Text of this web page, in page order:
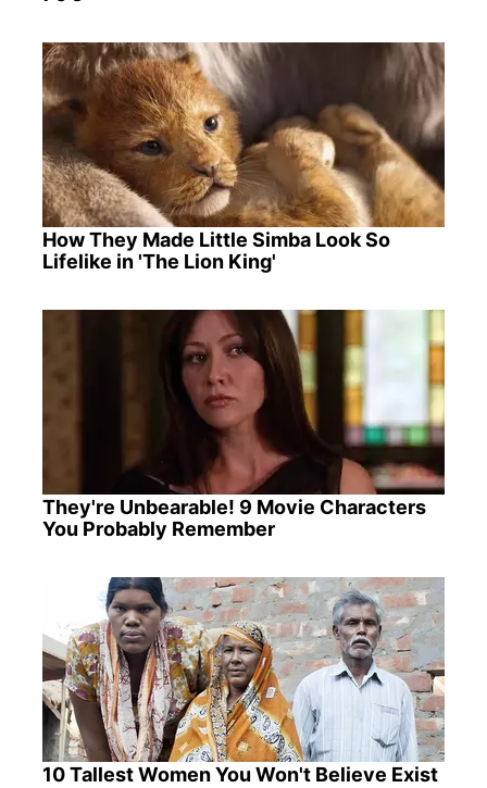
How They Made Little Simba Look So
Lifelike in 'The Lion King'
They're Unbearable! 9 Movie Characters
You Probably Remember
10 Tallest Women You Won't Believe Exist